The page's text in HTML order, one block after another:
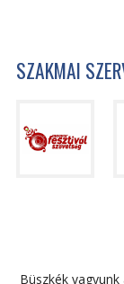
SZAKMAI
Büszkék